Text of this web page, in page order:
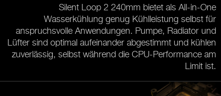
Silent Loop 2 240mm bietet als All-in-One
Wasserkühlung genug Kühlleistung selbst für
anspruchsvolle Anwendungen. Pumpe, Radiator und
Lüfter sind optimal aufeinander abgestimmt und kühlen
zuverlässig, selbst während die CPU-Performance am
Limit ist.